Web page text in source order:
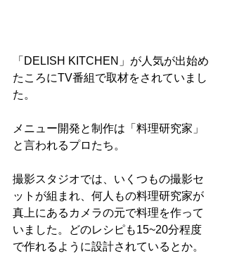
「DELISH KITCHEN」が人気が出始め
たころにTV番組で取材をされていまし
た。
メニュー開発と制作は「料理研究家」
と言われるプロたち。
撮影スタジオでは、いくつもの撮影セ
ットが組まれ、何人もの料理研究家が
真上にあるカメラの元で料理を作って
いました。どのレシピも15~20分程度
で作れるように設計されているとか。